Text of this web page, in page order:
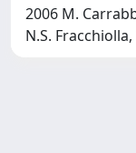
2006 M.
N.S.